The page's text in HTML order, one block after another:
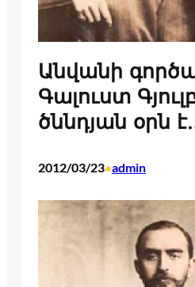
Անվանի
Գալուստ
ծննդյան օրն
2012/03/23•admin